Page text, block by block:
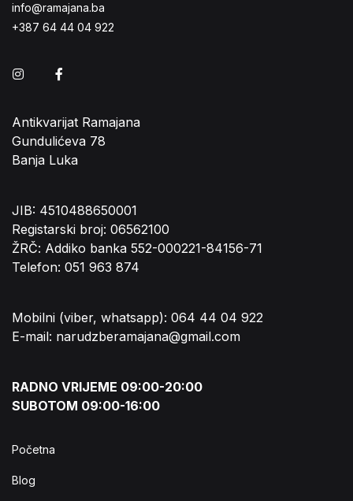
info@ramajana.ba
+387 64 44 04 922
Instagram
Antikvarijat Ramajana
Gundulićeva 78
Banja Luka
JIB: 4510488650001
Registarski broj: 06562100
ŽRČ: Addiko banka 552-000221-84156-71
Telefon: 051 963 874
Mobilni (viber, whatsapp): 064 44 04 922
E-mail: narudzberamajana@gmail.com
RADNO VRIJEME 09:00-20:00
SUBOTOM 09:00-16:00
Početna
Blog